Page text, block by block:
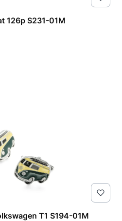
126p S231-01M
T1 S194-01M